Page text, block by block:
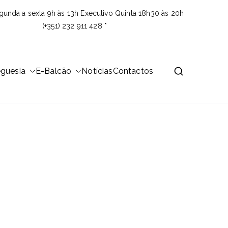
a sexta 9h às 13h Executivo Quinta 18h30 às 20h
(+351) 232 911 428 *
de 23,26Km2 que é distribuída por 14
E-Balcão NotíciasContactos